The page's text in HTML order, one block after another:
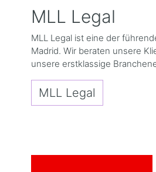
MLL Legal
MLL Legal ist eine der
Madrid. Wir beraten unsere
unsere erstklassige
MLL Legal